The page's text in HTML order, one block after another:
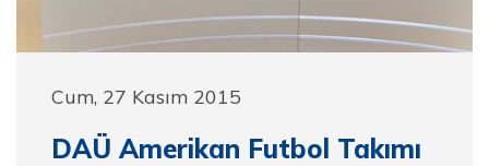
Cum, 27 Kasım 2015
DAÜ Amerikan Futbol Takımı